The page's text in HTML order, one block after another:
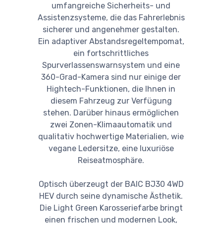
umfangreiche Sicherheits- und
Assistenzsysteme, die das Fahrerlebnis
sicherer und angenehmer gestalten.
Ein adaptiver Abstandsregeltempomat,
ein fortschrittliches
Spurverlassenswarnsystem und eine
360-Grad-Kamera sind nur einige der
Hightech-Funktionen, die Ihnen in
diesem Fahrzeug zur Verfügung
stehen. Darüber hinaus ermöglichen
zwei Zonen-Klimaautomatik und
qualitativ hochwertige Materialien, wie
vegane Ledersitze, eine luxuriöse
Reiseatmosphäre.
Optisch überzeugt der BAIC BJ30 4WD
HEV durch seine dynamische Ästhetik.
Die Light Green Karosseriefarbe bringt
einen frischen und modernen Look,